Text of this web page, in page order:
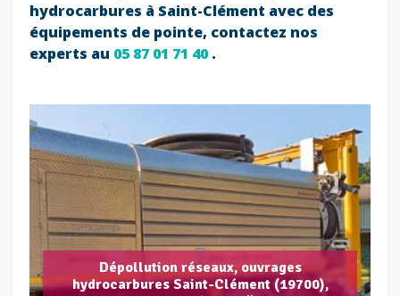
hydrocarbures à Saint-Clément avec des
équipements de pointe, contactez nos
experts au 05 87 01 71 40.
Dépollution réseaux, ouvrages
hydrocarbures Saint-Clément (19700),